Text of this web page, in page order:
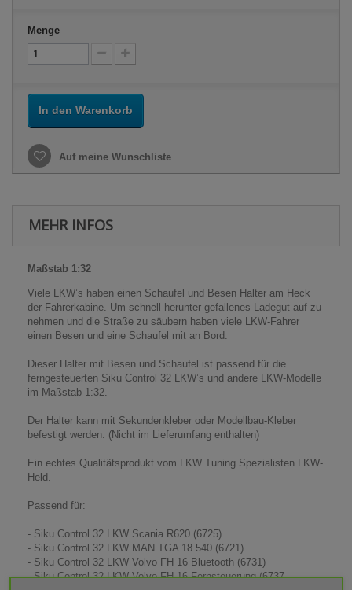
Menge
In den Warenkorb
Auf meine Wunschliste
MEHR INFOS
Maßstab 1:32
Viele LKW’s haben einen Schaufel und Besen Halter am Heck
der Fahrerkabine. Um schnell herunter gefallenes Ladegut auf zu
nehmen und die Straße zu säubern haben viele LKW-Fahrer
einen Besen und eine Schaufel mit an Bord.
Dieser Halter mit Besen und Schaufel ist passend für die
ferngesteuerten Siku Control 32 LKW’s und andere LKW-Modelle
im Maßstab 1:32.
Der Halter kann mit Sekundenkleber oder Modellbau-Kleber
befestigt werden. (Nicht im Lieferumfang enthalten)
Ein echtes Qualitätsprodukt vom LKW Tuning Spezialisten LKW-
Held.
Passend für:
- Siku Control 32 LKW Scania R620 (6725)
- Siku Control 32 LKW MAN TGA 18.540 (6721)
- Siku Control 32 LKW Volvo FH 16 Bluetooth (6731)
- Siku Control 32 LKW Volvo FH 16 Fernsteuerung (6737